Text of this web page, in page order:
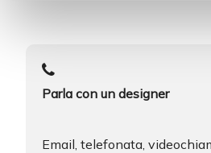
Parla con un designer
Email, telefonata,